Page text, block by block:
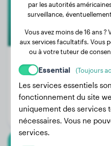
Poids:
Âge:
Genre:
par les autorités
surveillance,
Vous avez moins de 16 ans
aux services facultatifs. Vous
ou à votre tuteur de
Essential (Toujours
Les services essentiels
fonctionnement du site
uniquement des services
nécessaires. Vous ne
services.